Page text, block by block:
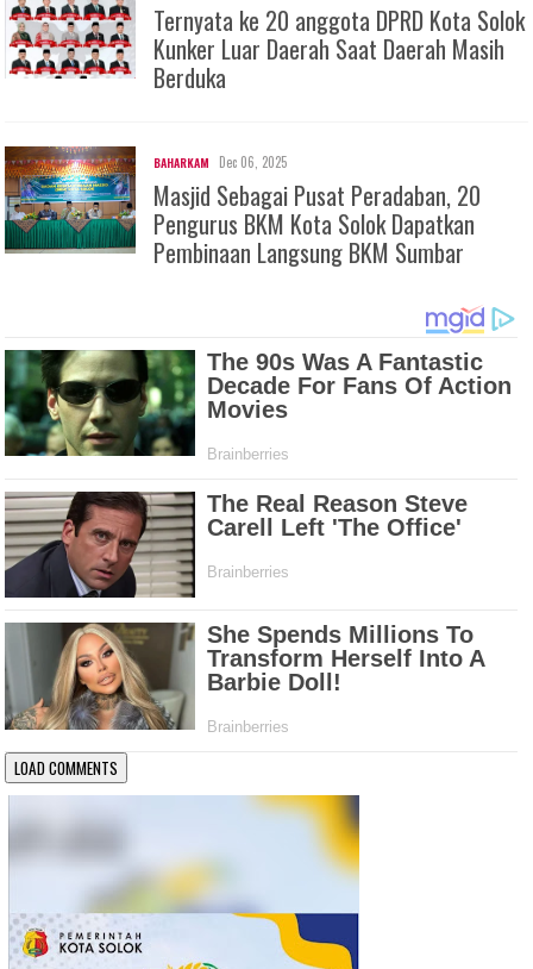
Ternyata ke 20 anggota DPRD Kota Solok
Kunker Luar Daerah Saat Daerah Masih
Berduka
BAHARKAM Dec 06, 2025
Masjid Sebagai Pusat Peradaban, 20
Pengurus BKM Kota Solok Dapatkan
Pembinaan Langsung BKM Sumbar
LOAD COMMENTS